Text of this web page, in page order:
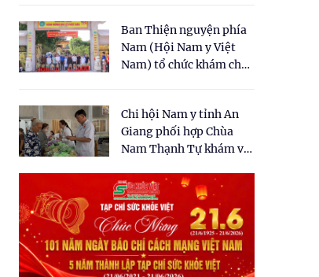
Ban Thiện nguyện phía
Nam (Hội Nam y Việt
Nam) tổ chức khám chữa
dân tại xã Tân Tập
Chi hội Nam y tỉnh An
Giang phối hợp Chùa
Nam Thạnh Tự khám và
nhân dân